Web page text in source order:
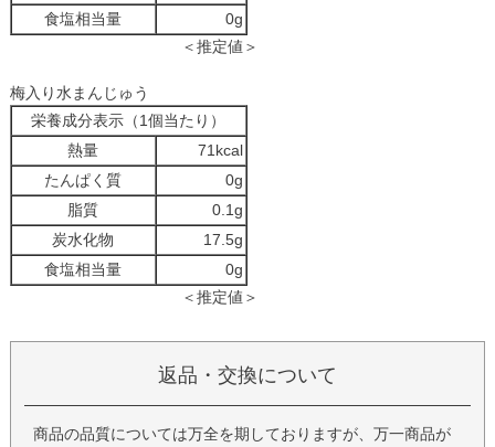
食塩相当量
0g
＜推定値＞
梅入り水まんじゅう
栄養成分表示（1個当たり）
熱量
71kcal
たんぱく質
0g
脂質
0.1g
炭水化物
17.5g
食塩相当量
0g
＜推定値＞
返品・交換について
商品の品質については万全を期しておりますが、万一商品が